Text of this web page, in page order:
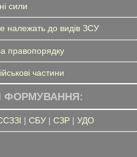
сили
належать до видів ЗСУ
правопорядку
частини
ФОРМУВАННЯ:
| СБУ| СЗР| УДО